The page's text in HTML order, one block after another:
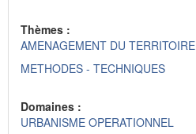
Thèmes :
AMENAGEMENT DU TERRITOIRE
METHODES - TECHNIQUES
Domaines :
URBANISME OPERATIONNEL